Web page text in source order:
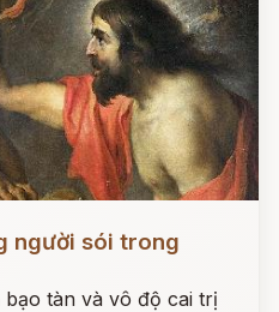
người sói trong
tàn và vô độ cai trị